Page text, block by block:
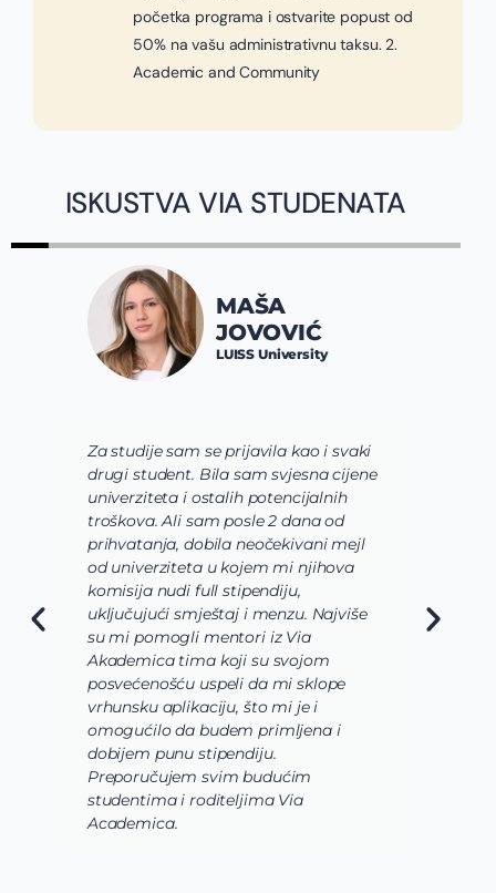
početka programa i ostvarite popust od
50% na vašu administrativnu taksu. 2.
Academic and Community
ISKUSTVA VIA STUDENATA
prijavila kao i svaki
sam svjesna cijene
potencijalnih
posle 2 dana od
neočekivani mejl
kojem mi njihova
stipendiju,
i menzu. Najviše
iz Via
koji su svojom
da mi sklope
što mi je i
primljena i
budućim
Via
JOVOVIĆ
LUISS University
Via tim mi je pre svega
shvatim koje polje nauke
usavrsim preko svojih
usmerim. Zatim su mi
odaberem program koji
odgovara mojim željama i
o osnovnim studijama koje
da budu veoma
slučaju da biologija, hemija
biohemija budu
laboratorijama i radom u
istraživackoj grupi. Takođe,
korak prijave i aplikacije bio
Academica tima.